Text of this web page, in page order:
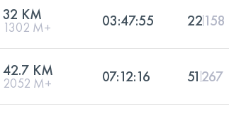
32 KM
1302 M+ 03:47:55 22158
42.7 KM
2052 M+ 07:12:16 51 267